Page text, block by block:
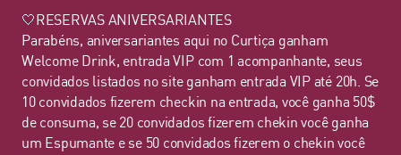
🤍RESERVAS ANIVERSARIANTES
Parabéns, aniversariantes aqui no Curtiça ganham
Welcome Drink, entrada VIP com 1 acompanhante, seus
convidados listados no site ganham entrada VIP até 20h. Se
10 convidados fizerem checkin na entrada, você ganha 50$
de consuma, se 20 convidados fizerem chekin você ganha
um Espumante e se 50 convidados fizerem o chekin você